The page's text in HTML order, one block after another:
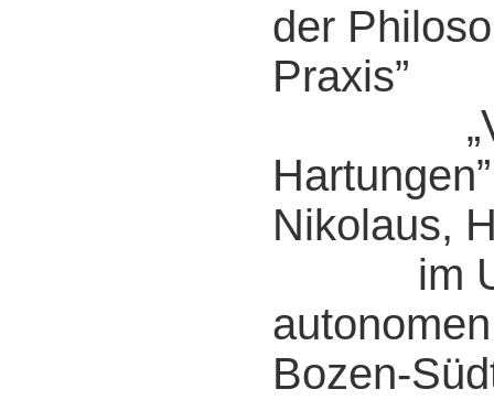
der
Praxis”
Nikolaus,
im
Bozen-